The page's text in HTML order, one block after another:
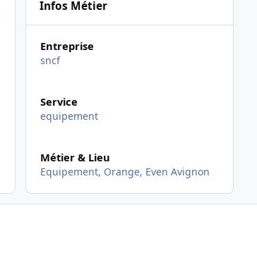
Infos Métier
Entreprise
sncf
Service
equipement
Métier & Lieu
Equipement, Orange, Even Avignon